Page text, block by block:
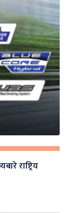
राष्ट्रिय